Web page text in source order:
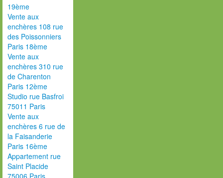
19ème
Vente aux
enchères 108 rue
des Poissonniers
Paris 18ème
Vente aux
enchères 310 rue
de Charenton
Paris 12ème
Studio rue Basfroi
75011 Paris
Vente aux
enchères 6 rue de
la Faisanderie
Paris 16ème
Appartement rue
Saint Placide
75006 Paris